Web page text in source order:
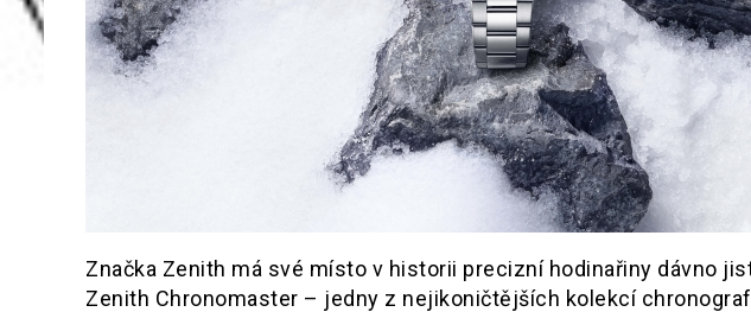
Značka Zenith má své místo v historii precizní hodinařiny dávno
Zenith Chronomaster – jedny z nejikoničtějších kolekcí